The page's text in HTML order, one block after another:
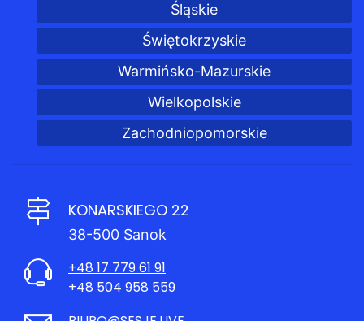
Śląskie
Świętokrzyskie
Warmińsko-Mazurskie
Wielkopolskie
Zachodniopomorskie
KONARSKIEGO 22
38-500 Sanok
+48 17 779 61 91
+48 504 958 559